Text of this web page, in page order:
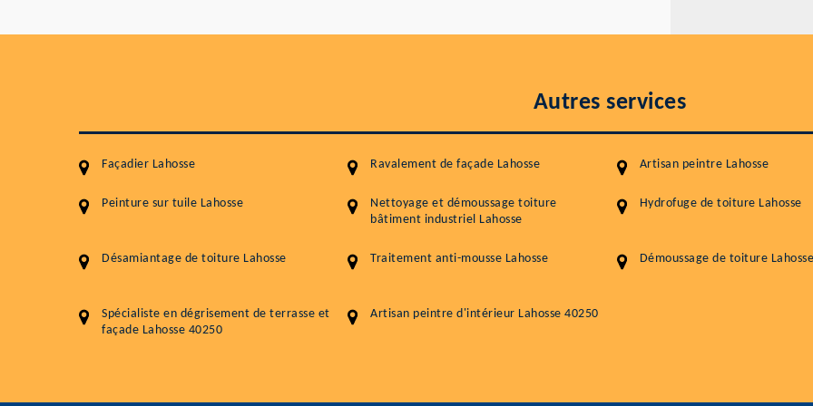
Autres services
Façadier Lahosse Ravalement de façade Lahosse Artisan peintre Lahosse
Peinture sur tuile Lahosse
Nettoyage et démoussage toiture
bâtiment industriel Lahosse
Hydrofuge de toiture Lahosse
Désamiantage de toiture Lahosse Traitement anti-mousse Lahosse Démoussage de toiture Lahosse
Spécialiste en dégrisement de terrasse et
façade Lahosse 40250
Artisan peintre d'intérieur Lahosse 40250